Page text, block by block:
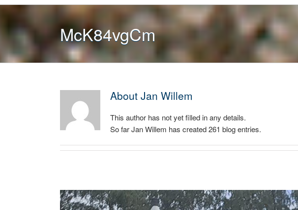
McK84vgCm
About Jan Willem
This author has not yet filled in any details.
So far Jan Willem has created 261 blog entries.